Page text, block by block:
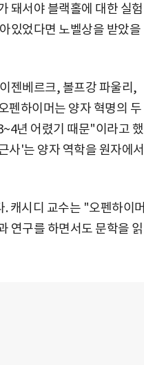
돼서야 블랙홀에 대한 실험
있었다면 노벨상을 받았을
젠베르크, 볼프강 파울리,
펜하이머는 양자 혁명의 두
년 어렸기 때문"이라고 했
사'는 양자 역학을 원자에서
캐시디 교수는 "오펜하이머
연구를 하면서도 문학을 읽